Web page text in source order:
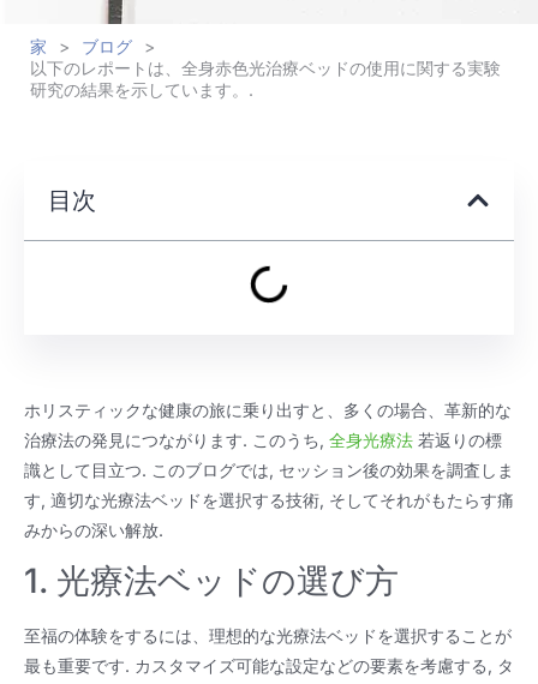
家 > ブログ
>
以下のレポートは、全身赤色光治療ベッドの使用に関する実験
研究の結果を示しています。.
目次
ホリスティックな健康の旅に乗り出すと、多くの場合、革新的な
治療法の発見につながります. このうち, 全身光療法 若返りの標
識として目立つ. このブログでは, セッション後の効果を調査しま
す, 適切な光療法ベッドを選択する技術, そしてそれがもたらす痛
みからの深い解放.
1. 光療法ベッドの選び方
至福の体験をするには、理想的な光療法ベッドを選択することが
最も重要です. カスタマイズ可能な設定などの要素を考慮する, タ